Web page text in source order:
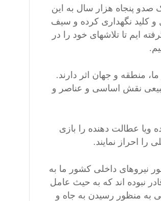
صدو پنجاه هزار سال به این
کلید نگهداری کرده و سیف
ایم تا تلاشهای خود را در
منطقه و جهان اثر دارند.
نقش اساسی و عناصر و
عطالت دهنده را بازی
را احراز نمایند.
مسلحانۀ شوروی در ۲۷ دسمبر ۱۹۷۹ بر حریم کشور نیروهای داخلی کشور ما به
نبوده اند که به حیث عامل
به منظور رسیدن به جاه و